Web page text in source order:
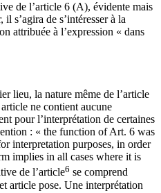
de l’article 6 (A), évidente mais
s’agira de s’intéresser à la
attribuée à l’expression « dans
lieu, la nature même de l’article
ne contient aucune
pour l’interprétation de certaines
: « the function of Art. 6 was
interpretation purposes, in order
implies in all cases where it is
de l’article6 se comprend
article pose. Une interprétation